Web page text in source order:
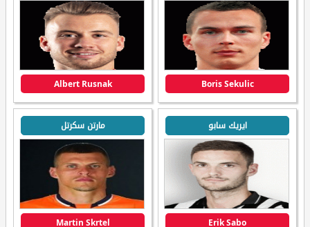
Boris Sekulic
Albert Rusnak
ايريك سابو
Erik Sabo
مارتن سكرتل
Martin Skrtel